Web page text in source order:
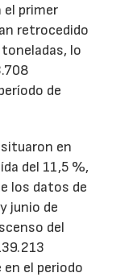
el primer
retrocedido
lo
de
en
del 11,5 %,
los datos de
junio de
del
el periodo